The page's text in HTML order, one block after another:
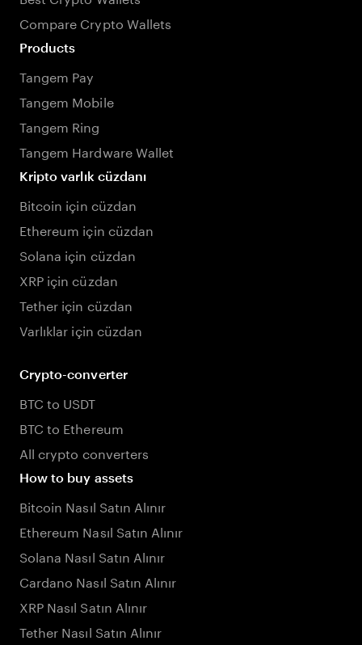
Compare Crypto Wallets
Products
Tangem Pay
Tangem Mobile
Tangem Ring
Tangem Hardware Wallet
Kripto varlık cüzdanı
Bitcoin için cüzdan
Ethereum için cüzdan
Solana için cüzdan
XRP için cüzdan
Tether için cüzdan
Varlıklar için cüzdan
Crypto-converter
BTC to USDT
BTC to Ethereum
All crypto converters
How to buy assets
Bitcoin Nasıl Satın Alınır
Ethereum Nasıl Satın Alınır
Solana Nasıl Satın Alınır
Cardano Nasıl Satın Alınır
XRP Nasıl Satın Alınır
Tether Nasıl Satın Alınır